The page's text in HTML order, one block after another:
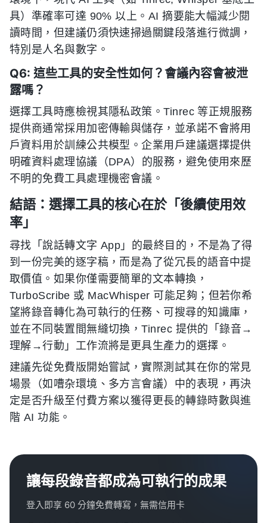
具）準確率可達 90% 以上。AI 摘要能大幅減少閱
讀時間，但建議仍須快速掃過關鍵段落進行微調，
特別是人名與數字。
Q6: 這些工具的安全性如何？會議內容會被泄
露嗎？
選擇工具時應檢視其隱私政策。Tinrec 等正規服務
提供商通常採用加密傳輸與儲存，並承諾不會將用
戶資料用於訓練公共模型。企業用戶建議選擇提供
明確資料處理協議（DPA）的服務，避免使用來歷
不明的免費工具處理機密會議。
結語：選擇工具的核心在於「後續使用效
率」
尋找「說話轉文字 App」的最終目的，不是為了得
到一份完美的逐字稿，而是為了從冗長的語音中提
取價值。如果你僅需要簡單的文本轉換，
TurboScribe 或 MacWhisper 可能足夠；但若你希
望將錄音轉化為可執行的任務、可搜尋的知識庫，
並在不同裝置間無縫切換，Tinrec 提供的「錄音→
理解→行動」工作流將是更具生產力的選擇。
建議先從免費版開始嘗試，實際測試其在你的常見
場景（如嘈杂環境、多方言會議）中的表現，再決
定是否升級至付費方案以獲得更長的轉錄時數與進
階 AI 功能。
讓每段錄音都成為可執行的成果
登入即享 60 分鐘免費轉寫，無需信用卡